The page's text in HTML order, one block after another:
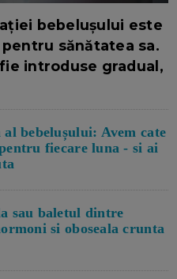
bebelușului este
sănătatea sa.
introduse gradual,
bebelușului: Avem cate
fiecare luna - si ai
sau baletul dintre
si oboseala crunta